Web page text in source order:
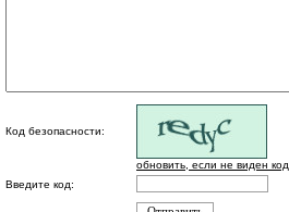
Код безопасности:
обновить, если не виден код
Введите код: